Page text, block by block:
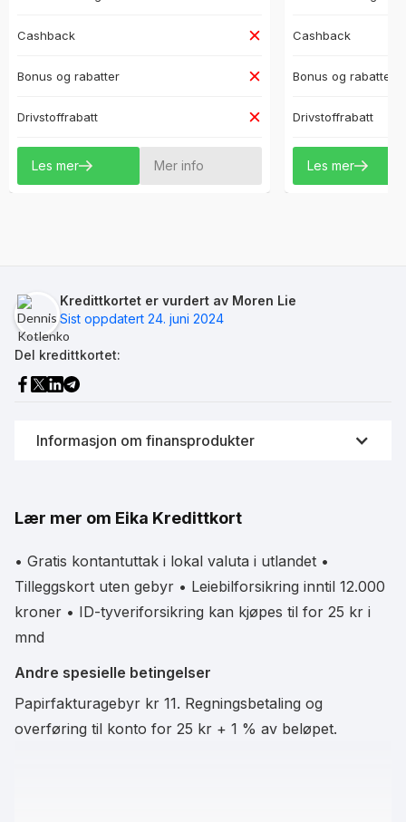
Cashback
Bonus og rabatter
Drivstoffrabatt
Les mer Mer info
Cashback
Bonus og rabatter
Drivstoffrabatt
Les mer
Kredittkortet er vurdert av Moren Lie
Sist oppdatert 24. juni 2024
Del kredittkortet:
Informasjon om finansprodukter
Derfor samarbeider Fornye.no sammen med
data fra bankene. På denne måten vil du alltid se
Lær mer om Eika Kredittkort
• Gratis kontantuttak i lokal valuta i utlandet •
Tilleggskort uten gebyr • Leiebilforsikring inntil 12.000
kroner • ID-tyveriforsikring kan kjøpes til for 25 kr i
mnd
Andre spesielle betingelser
Papirfakturagebyr kr 11. Regningsbetaling og
overføring til konto for 25 kr + 1 % av beløpet.